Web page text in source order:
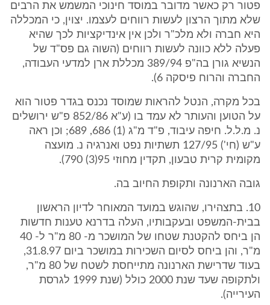
פטור רק כאשר מדובר במוסד חינוכי המשמש את הרבים
שלא מתוך הרצון לעשות רווחים לעצמו. יצוין, כי המכללה
היא חברה ולא מלכ"ר ולכן אין אינדיקציות לכך שהיא
פעלה ללא כוונה לעשות רווחים (השוה גם פס"ד של
הנשיא גורן בה"פ 389/94 מכללת ארן למדעי העבודה,
החברה והרוח פיסקה 6).
בכל מקרה, הנטל להראות שמוסד נכנס בגדר פטור הוא
על הטוען והעותר לא עמד בו (ע"א 852/86 פ"ש ירושלים
נ. מ.ל.ל. חיפה עיבוד, פ"ד מ"ג (1) 686, 689; וכן ראה
ע"ש (חי') 127/95 תשתיות נפט ואנרגיה נ. מועצה
מקומית קרית טבעון, תקדין מחוזי 95(3) 790).
גובה הארנונה ותקופת החיוב בה.
10. בתצהירו, שהוגש במועד המאוחר לדיון הראשון
בבית-המשפט ובעקבותיו, העלה בדרנא טענות חדשות
הן ביחס להקטנת שטחו של המושכר מ- 80 מ"ר ל- 40
מ"ר, והן ביחס לסיום השכירות במושכר ביום 31.8.97,
בעוד שדרישת הארנונה מתייחסת לשטח של 80 מ"ר,
ולתקופה שעד שנת 2000 כולל (שנת 1999 לגרסת
העירייה).